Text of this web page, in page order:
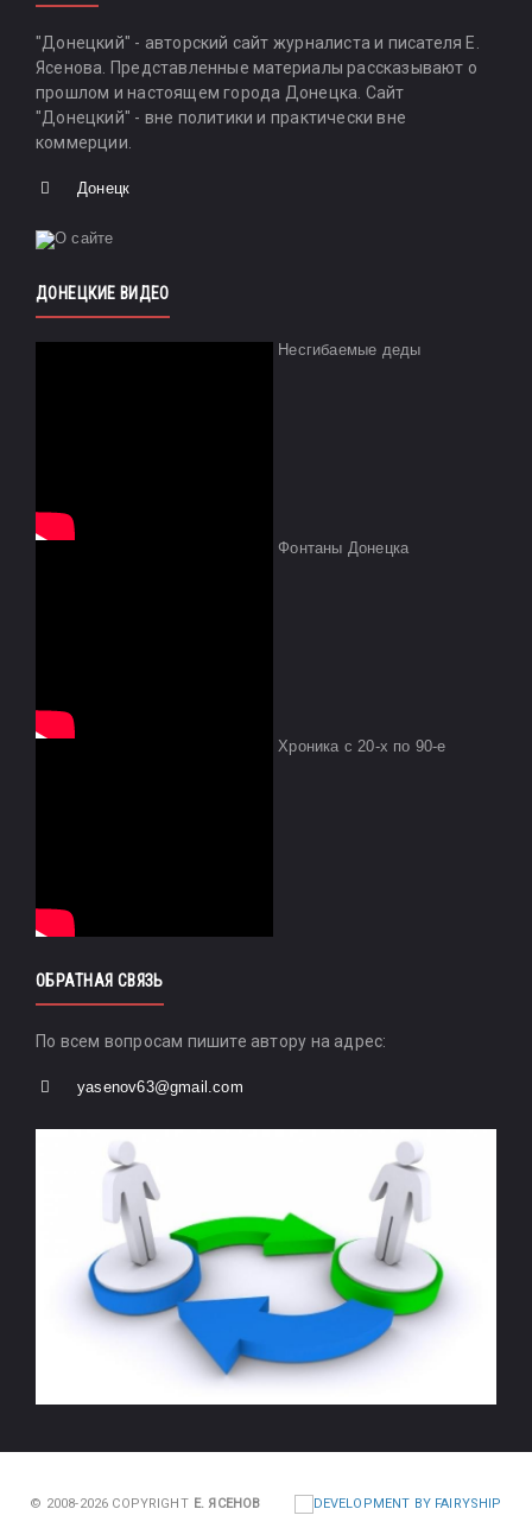
"Донецкий" - авторский сайт журналиста и писателя Е.
Ясенова. Представленные материалы рассказывают о
прошлом и настоящем города Донецка. Сайт
"Донецкий" - вне политики и практически вне
коммерции.
Донецк
ДОНЕЦКИЕ ВИДЕО
Несгибаемые деды
Фонтаны Донецка
Хроника с 20-х по 90-е
ОБРАТНАЯ СВЯЗЬ
По всем вопросам пишите автору на адрес:
yasenov63@gmail.com
© 2008-2026 COPYRIGHT Е. ЯСЕНОВ